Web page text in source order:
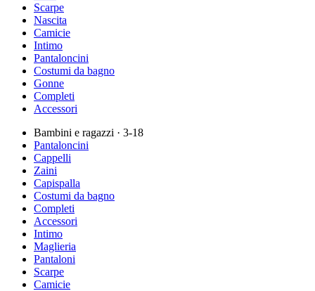
Scarpe
Nascita
Camicie
Intimo
Pantaloncini
Costumi da bagno
Gonne
Completi
Accessori
Bambini e ragazzi · 3-18
Pantaloncini
Cappelli
Zaini
Capispalla
Costumi da bagno
Completi
Accessori
Intimo
Maglieria
Pantaloni
Scarpe
Camicie